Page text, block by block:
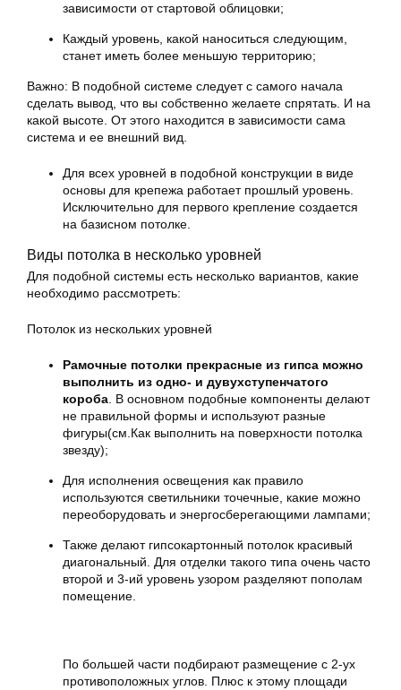
зависимости от стартовой облицовки;
Каждый уровень, какой наноситься следующим,
станет иметь более меньшую территорию;
Важно: В подобной системе следует с самого начала
сделать вывод, что вы собственно желаете спрятать. И на
какой высоте. От этого находится в зависимости сама
система и ее внешний вид.
Для всех уровней в подобной конструкции в виде
основы для крепежа работает прошлый уровень.
Исключительно для первого крепление создается
на базисном потолке.
Виды потолка в несколько уровней
Для подобной системы есть несколько вариантов, какие
необходимо рассмотреть:
Потолок из нескольких уровней
Рамочные потолки прекрасные из гипса можно
выполнить из одно- и дувухступенчатого
короба. В основном подобные компоненты делают
не правильной формы и используют разные
фигуры(см.Как выполнить на поверхности потолка
звезду);
Для исполнения освещения как правило
используются светильники точечные, какие можно
переоборудовать и энергосберегающими лампами;
Также делают гипсокартонный потолок красивый
диагональный. Для отделки такого типа очень часто
второй и 3-ий уровень узором разделяют пополам
помещение.
По большей части подбирают размещение с 2-ух
противоположных углов. Плюс к этому площади